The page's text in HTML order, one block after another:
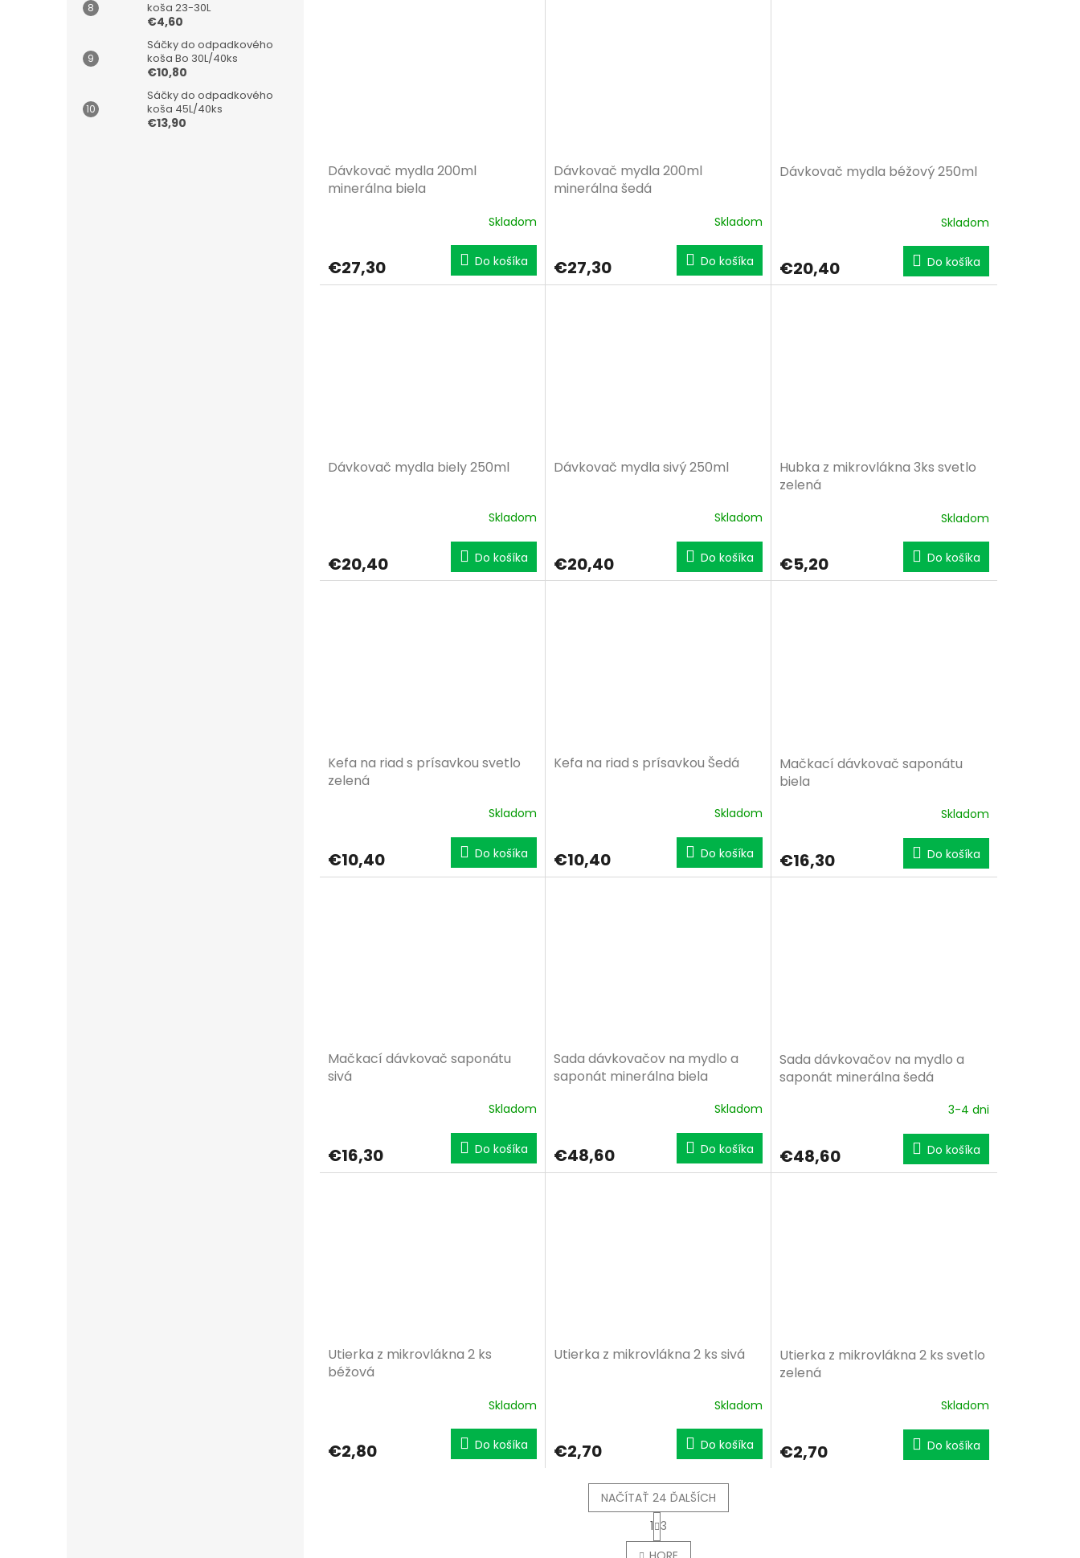
koša 23-30L
€4,60
Sáčky do odpadkového
koša Bo 30L/40ks
€10,80
Sáčky do odpadkového
koša 45L/40ks
€13,90
Dávkovač mydla 200ml
minerálna biela
Skladom
€27,30 Do košíka
Dávkovač mydla 200ml
minerálna šedá
Skladom
€27,30 Do košíka
Dávkovač mydla béžový 250ml
Skladom
€20,40 Do košíka
Dávkovač mydla biely 250ml
Skladom
€20,40 Do košíka
Dávkovač mydla sivý 250ml
Skladom
€20,40 Do košíka
Hubka z mikrovlákna 3ks svetlo
zelená
Skladom
€5,20 Do košíka
Kefa na riad s prísavkou svetlo
zelená
Skladom
€10,40 Do košíka
Kefa na riad s prísavkou Šedá
Skladom
€10,40 Do košíka
Mačkací dávkovač saponátu
biela
Skladom
€16,30 Do košíka
Mačkací dávkovač saponátu
sivá
Skladom
€16,30 Do košíka
Sada dávkovačov na mydlo a
saponát minerálna biela
Skladom
€48,60 Do košíka
Sada dávkovačov na mydlo a
saponát minerálna šedá
3-4 dni
€48,60 Do košíka
Utierka z mikrovlákna 2 ks
béžová
Skladom
€2,80 Do košíka
Utierka z mikrovlákna 2 ks sivá
Skladom
€2,70 Do košíka
Utierka z mikrovlákna 2 ks svetlo
zelená
Skladom
€2,70 Do košíka
O
v
NAČÍTAŤ 24 ĎALŠÍCH
S
t
r
1 3